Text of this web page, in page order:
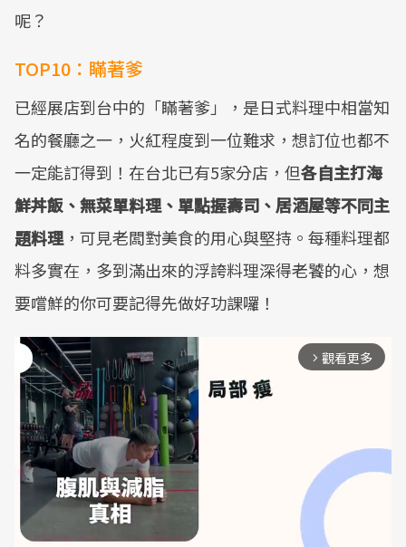
呢？
TOP10：瞞著爹
已經展店到台中的「瞞著爹」，是日式料理中相當知
名的餐廳之一，火紅程度到一位難求，想訂位也都不
一定能訂得到！在台北已有5家分店，但各自主打海
鮮丼飯、無菜單料理、單點握壽司、居酒屋等不同主
題料理，可見老闆對美食的用心與堅持。每種料理都
料多實在，多到滿出來的浮誇料理深得老饕的心，想
要嚐鮮的你可要記得先做好功課囉！
arrow_forward_ios 觀看更多